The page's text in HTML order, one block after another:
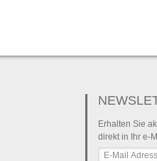
Erhalten Sie
direkt in Ihr e-